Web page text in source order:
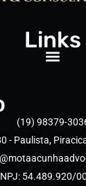
Links
(19) 98379-
- Paulista,
54.489.920/